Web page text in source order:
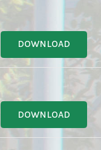
DOWNLOAD
DOWNLOAD